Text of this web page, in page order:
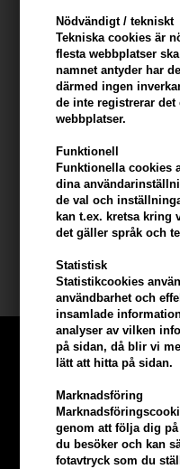
Nödvändigt / tekniskt
Tekniska cookies är
flesta webbplatser
namnet antyder har
därmed ingen
de inte registrerar det
webbplatser.
Funktionell
Funktionella cookies
dina
de val och
kan t.ex. kretsa kring
det gäller språk och
Statistisk
Statistikcookies
användbarhet och
insamlade
analyser av vilken
på sidan, då blir vi
lätt att hitta på sidan.
Marknadsföring
genom att följa dig
du besöker och kan
fotavtryck som du
Egenskaper
Beard Monkey Day Cream
skydda huden från extrema
varar upp till 24 timmar.
fina linjer.
Användning
- Kan användas över hela
Storlek: 100 ml
Beard Monkey